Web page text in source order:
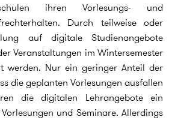
ihren Vorlesungs- und
Durch teilweise oder
auf digitale Studienangebote
Veranstaltungen im Wintersemester
werden. Nur ein geringer Anteil der
die geplanten Vorlesungen ausfallen
die digitalen Lehrangebote ein
und Seminare. Allerdings